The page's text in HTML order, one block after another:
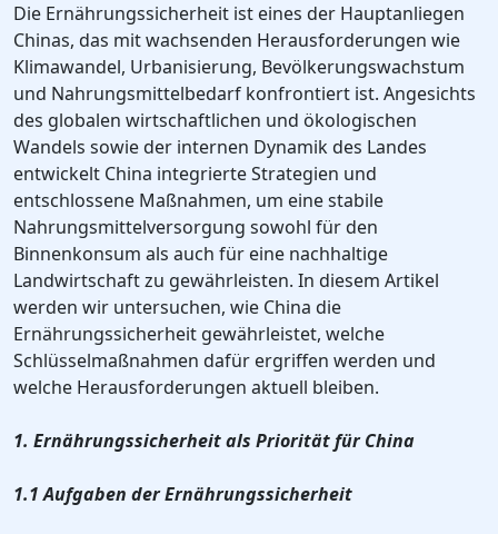
Die Ernährungssicherheit ist eines der Hauptanliegen
Chinas, das mit wachsenden Herausforderungen wie
Klimawandel, Urbanisierung, Bevölkerungswachstum
und Nahrungsmittelbedarf konfrontiert ist. Angesichts
des globalen wirtschaftlichen und ökologischen
Wandels sowie der internen Dynamik des Landes
entwickelt China integrierte Strategien und
entschlossene Maßnahmen, um eine stabile
Nahrungsmittelversorgung sowohl für den
Binnenkonsum als auch für eine nachhaltige
Landwirtschaft zu gewährleisten. In diesem Artikel
werden wir untersuchen, wie China die
Ernährungssicherheit gewährleistet, welche
Schlüsselmaßnahmen dafür ergriffen werden und
welche Herausforderungen aktuell bleiben.
1. Ernährungssicherheit als Priorität für China
1.1 Aufgaben der Ernährungssicherheit